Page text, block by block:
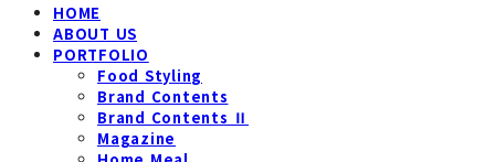
HOME
ABOUT US
PORTFOLIO
Food Styling
Brand Contents
Brand Contents Ⅱ
Magazine